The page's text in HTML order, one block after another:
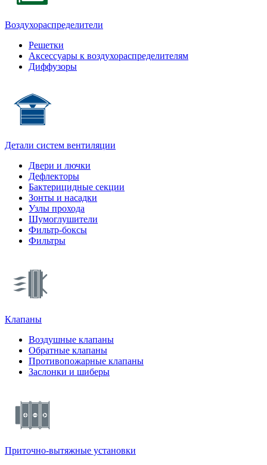
Воздухораспределители
Решетки
Аксессуары к воздухораспределителям
Диффузоры
Детали систем вентиляции
Двери и лючки
Дефлекторы
Бактерицидные секции
Зонты и насадки
Узлы прохода
Шумоглушители
Фильтр-боксы
Фильтры
Клапаны
Воздушные клапаны
Обратные клапаны
Противопожарные клапаны
Заслонки и шиберы
Приточно-вытяжные установки